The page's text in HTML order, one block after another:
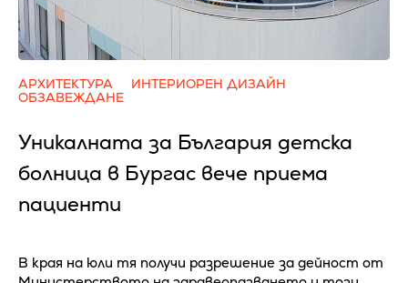
АРХИТЕКТУРА
ИНТЕРИОРЕН ДИЗАЙН
ОБЗАВЕЖДАНЕ
Уникалната за България детска
болница в Бургас вече приема
пациенти
В края на юли тя получи разрешение за дейност от